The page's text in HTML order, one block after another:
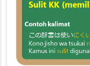
K
a
l
i